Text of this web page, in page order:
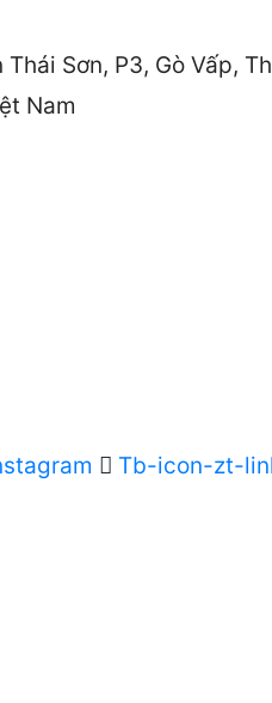
Sơn, P3, Gò Vấp,
Nam
Tb-icon-zt-